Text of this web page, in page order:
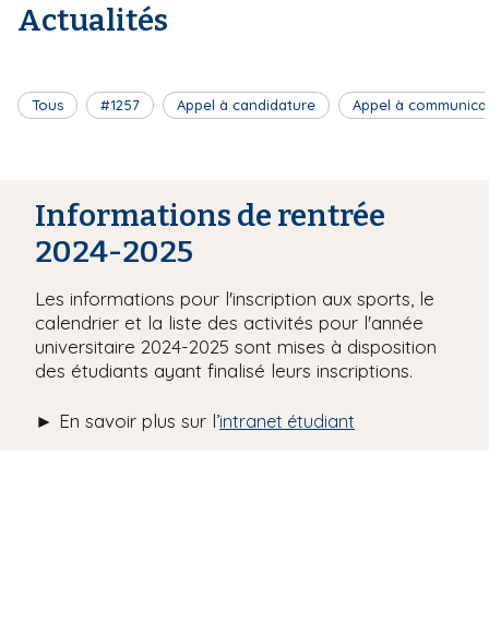
Actualités
Tous #1257 Appel à candidature Appel à
Informations de rentrée
2024-2025
Les informations pour l'inscription aux sports, le
calendrier et la liste des activités pour l'année
universitaire 2024-2025 sont mises à disposition
des étudiants ayant finalisé leurs inscriptions.
► En savoir plus sur l’intranet étudiant